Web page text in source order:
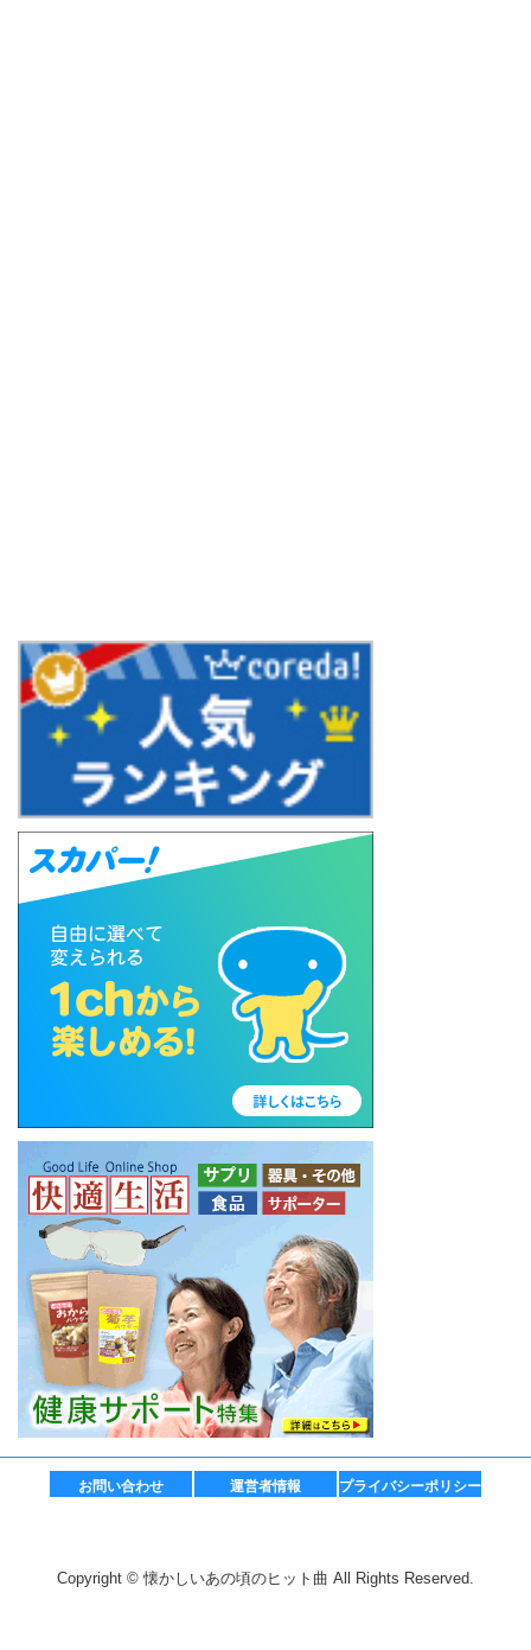
お問い合わせ 運営者情報 プライバシーポリシー
Copyright © 懐かしいあの頃のヒット曲 All Rights Reserved.